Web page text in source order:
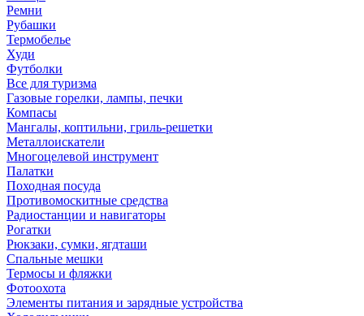
Ремни
Рубашки
Термобелье
Худи
Футболки
Все для туризма
Газовые горелки, лампы, печки
Компасы
Мангалы, коптильни, гриль-решетки
Металлоискатели
Многоцелевой инструмент
Палатки
Походная посуда
Противомоскитные средства
Радиостанции и навигаторы
Рогатки
Рюкзаки, сумки, ягдташи
Спальные мешки
Термосы и фляжки
Фотоохота
Элементы питания и зарядные устройства